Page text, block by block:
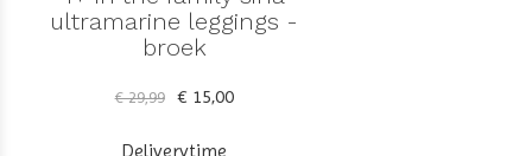
ultramarine leggings -
broek
€ 29,99 € 15,00
Deliverytime